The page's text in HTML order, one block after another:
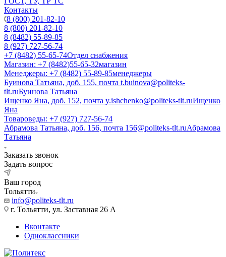
Контакты
8 (800) 201-82-10
8 (800) 201-82-10
8 (8482) 55-89-85
8 (927) 727-56-74
+7 (8482) 55-65-74Отдел снабжения
Магазин: +7 (8482)55-65-32магазин
Менеджеры: +7 (8482) 55-89-85менеджеры
Буинова Татьяна, доб. 155, почта t.buinova@politeks-
tlt.ruБуинова Татьяна
Ищенко Яна, доб. 152, почта y.ishchenko@politeks-tlt.ruИщенко
Яна
Товароведы: +7 (927) 727-56-74
Абрамова Татьяна, доб. 156, почта 156@politeks-tlt.ruАбрамова
Татьяна
Заказать звонок
Задать вопрос
Ваш город
Тольятти
info@politeks-tlt.ru
г. Тольятти, ул. Заставная 26 А
Вконтакте
Одноклассники